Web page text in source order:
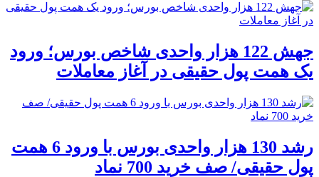
جهش 122 هزار واحدی شاخص بورس؛ ورود
یک همت پول حقیقی در آغاز معاملات
رشد 130 هزار واحدی بورس با ورود 6 همت
پول حقیقی/ صف خرید 700 نماد